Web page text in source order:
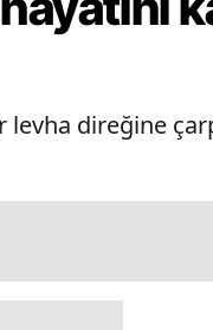
direğine